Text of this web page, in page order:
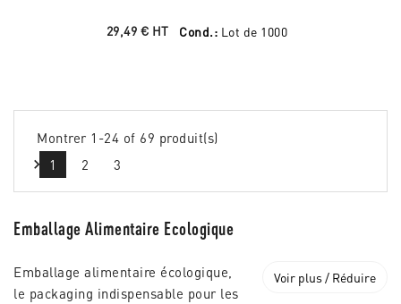
29,49 € HT Cond.: Lot de 1000
Montrer 1-24 of 69 produit(s)
1
2 3

Emballage Alimentaire Ecologique
Voir plus / Réduire
Emballage alimentaire écologique,
le packaging indispensable pour les